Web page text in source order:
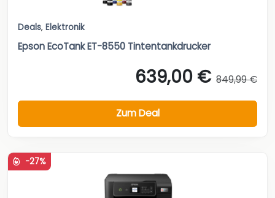
Deals, Elektronik
Epson EcoTank ET-8550 Tintentankdrucker
639,00 € 849,99 €
Zum Deal
-27%